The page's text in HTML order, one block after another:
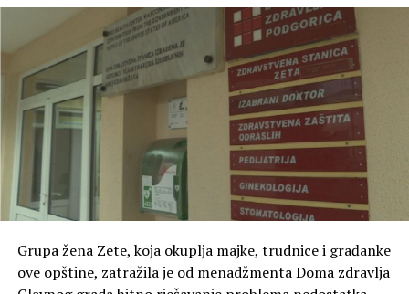
Grupa žena Zete, koja okuplja majke, trudnice i građanke
ove opštine, zatražila je od menadžmenta Doma zdravlja